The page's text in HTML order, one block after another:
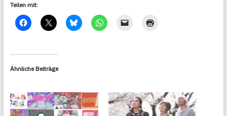
Teilen mit:
Ähnliche Beiträge